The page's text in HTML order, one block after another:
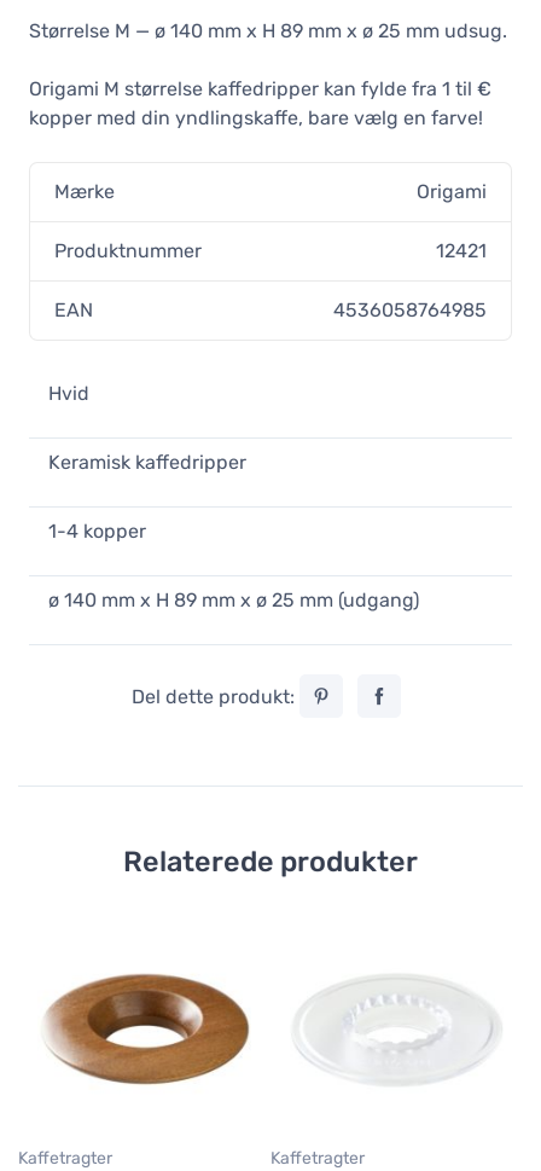
På lager
matgrå
261,75 DKK
Størrelse M — ø 140 mm x H 89 mm x ø 25 mm udsug.
Origami M størrelse kaffedripper kan fylde fra 1 til €
kopper med din yndlingskaffe, bare vælg en farve!
Mærke Origami
Produktnummer 12421
EAN 4536058764985
Hvid
Keramisk kaffedripper
1-4 kopper
ø 140 mm x H 89 mm x ø 25 mm (udgang)
Del dette produkt:
Relaterede produkter
Kaffetragter Kaffetragter